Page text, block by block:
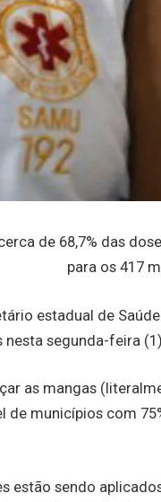
de 68,7% das
para os 417
estadual de
nesta segunda-feira
as mangas
de municípios com
estão sendo